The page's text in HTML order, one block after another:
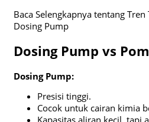
Baca Selengkapnya tentang
Dosing Pump
Dosing Pump vs
Dosing Pump:
Presisi tinggi.
Cocok untuk cairan kimia